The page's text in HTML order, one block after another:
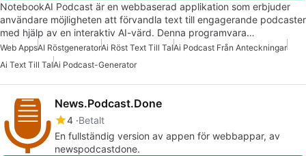
NotebookAI Podcast är en webbaserad applikation som erbjuder
användare möjligheten att förvandla text till engagerande podcaster
med hjälp av en interaktiv AI-värd. Denna programvara…
Web AppsAI RöstgeneratorAi Röst Text Till TalAi Podcast Från Anteckningar
Ai Text Till TalAi Podcast-Generator
News.Podcast.Done
4 Betalt
En fullständig version av appen för webbappar, av
newspodcastdone.